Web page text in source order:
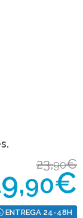
23,90€
90€
ENTREGA 24-48H